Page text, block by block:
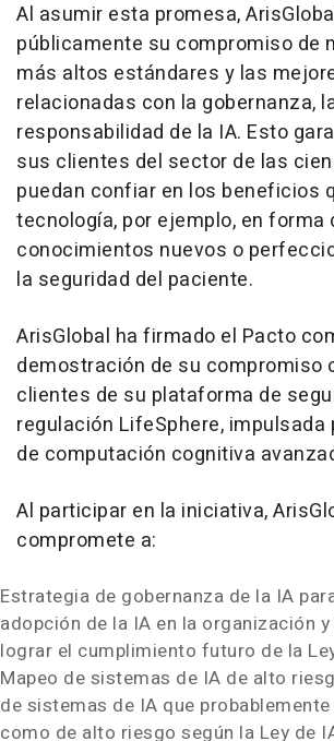
Al asumir esta promesa,
públicamente su compromiso de
más altos estándares y las
relacionadas con la gobernanza,
responsabilidad de la IA. Esto
sus clientes del sector de las
puedan confiar en los beneficios
tecnología, por ejemplo, en forma
conocimientos nuevos o
la seguridad del paciente.
ArisGlobal ha firmado el Pacto
demostración de su compromiso
clientes de su plataforma de
regulación LifeSphere, impulsada
de computación cognitiva
Al participar en la iniciativa,
compromete a:
Estrategia de gobernanza de la IA
adopción de la IA en la organización
lograr el cumplimiento futuro de la
Mapeo de sistemas de IA de alto
de sistemas de IA que
como de alto riesgo según la Ley de